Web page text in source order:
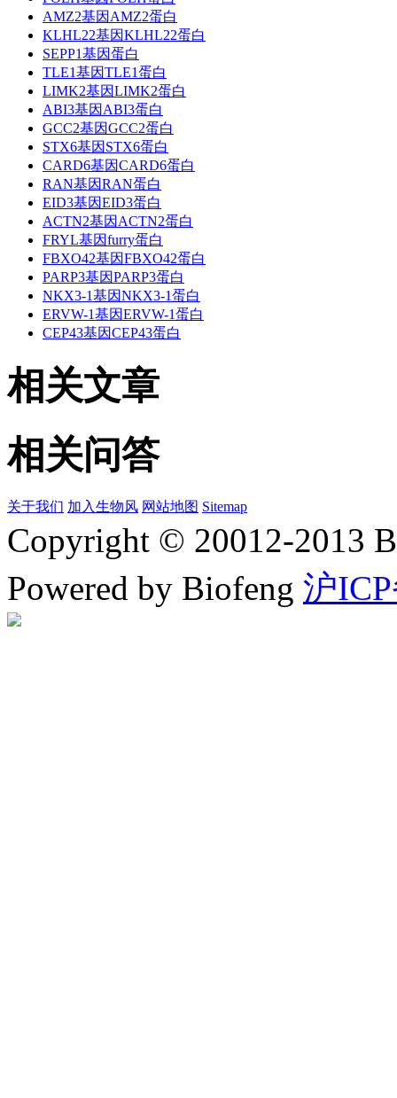
AMZ2基因AMZ2蛋白
KLHL22基因KLHL22蛋白
SEPP1基因蛋白
TLE1基因TLE1蛋白
LIMK2基因LIMK2蛋白
ABI3基因ABI3蛋白
GCC2基因GCC2蛋白
STX6基因STX6蛋白
CARD6基因CARD6蛋白
RAN基因RAN蛋白
EID3基因EID3蛋白
ACTN2基因ACTN2蛋白
FRYL基因furry蛋白
FBXO42基因FBXO42蛋白
PARP3基因PARP3蛋白
NKX3-1基因NKX3-1蛋白
ERVW-1基因ERVW-1蛋白
CEP43基因CEP43蛋白
相关文章
相关问答
关于我们 加入生物风 网站地图 Sitemap
Copyright © 20012-2013
Powered by Biofeng 沪